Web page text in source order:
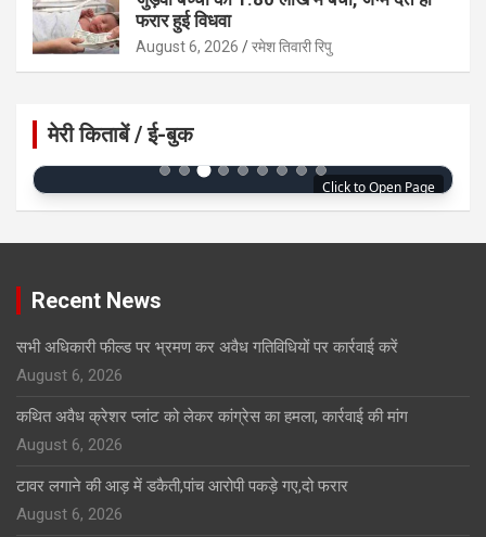
फरार हुई विधवा
August 6, 2026 रमेश तिवारी रिपु
मेरी किताबें / ई-बुक
Click to Open Page
Recent News
सभी अधिकारी फील्ड पर भ्रमण कर अवैध गतिविधियों पर कार्रवाई करें
August 6, 2026
कथित अवैध क्रेशर प्लांट को लेकर कांग्रेस का हमला, कार्रवाई की मांग
August 6, 2026
टावर लगाने की आड़ में डकैती,पांच आरोपी पकड़े गए,दो फरार
August 6, 2026